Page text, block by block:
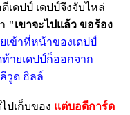
เดปป์ เดปป์จึงจับไหล่
"เขาจะไปแล้ว ขอร้อง
เข้าที่หน้าของเดปป์
ท้ายเดปป์ก็ออกจาก
วูด ฮิลล์
ปเก็บของ แต่บอดีการ์ด